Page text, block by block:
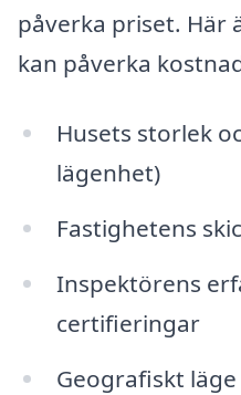
påverka priset. Här
kan påverka
Husets storlek
lägenhet)
Fastighetens
Inspektörens
certifieringar
Geografiskt